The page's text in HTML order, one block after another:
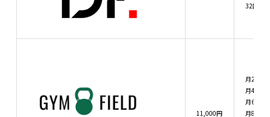
32回：
11,000円
月2回：
月4回：
月6回：
月8回：